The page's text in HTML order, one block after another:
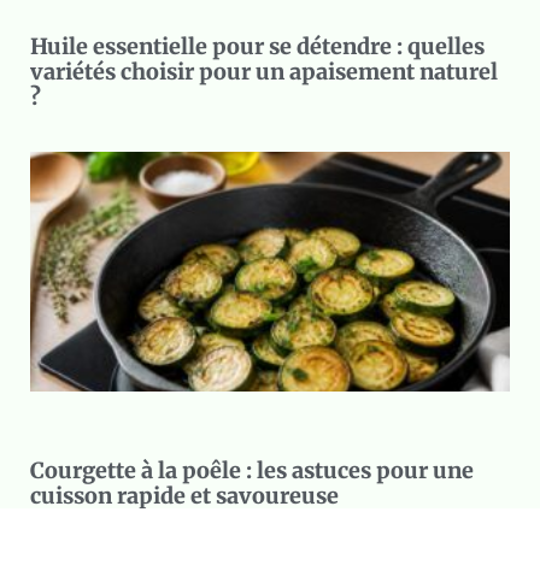
Huile essentielle pour se détendre : quelles
variétés choisir pour un apaisement naturel
?
Courgette à la poêle : les astuces pour une
cuisson rapide et savoureuse